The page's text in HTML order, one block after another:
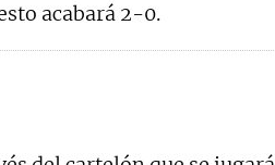
acabará 2-0.